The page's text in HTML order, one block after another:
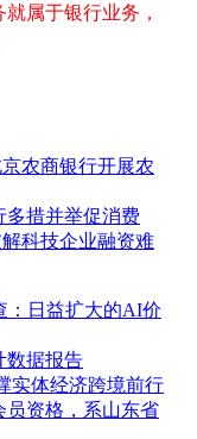
属于银行业务，
农商银行开展农
多措并举促消费
科技企业融资难
：日益扩大的AI价
数据报告
实体经济跨境前行
员资格，系山东省